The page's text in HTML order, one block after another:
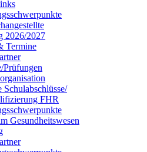
2026/2027
Termine
Prüfungen
Schulabschlüsse/
FHR
Gesundheitswesen